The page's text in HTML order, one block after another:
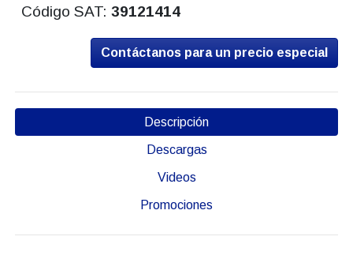
Código SAT:39121414
Contáctanos para un precio especial
Descripción
Descargas
Videos
Promociones